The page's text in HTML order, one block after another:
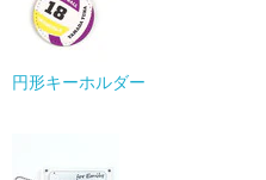
円形キーホルダー